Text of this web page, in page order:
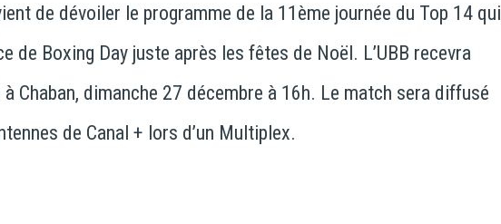
de dévoiler le programme de la 11ème journée du Top 14 qui
de Boxing Day juste après les fêtes de Noël. L’UBB recevra
à Chaban, dimanche 27 décembre à 16h. Le match sera diffusé
de Canal + lors d’un Multiplex.